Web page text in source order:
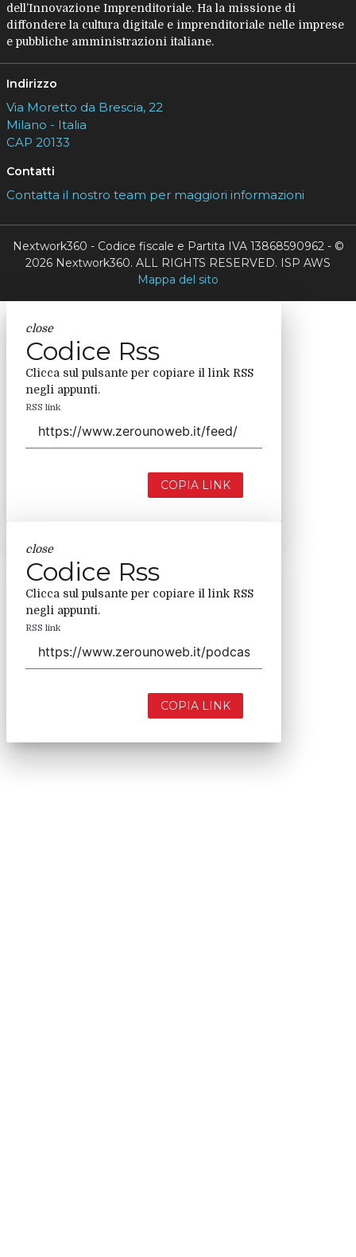
dell’Innovazione Imprenditoriale. Ha la missione di
diffondere la cultura digitale e imprenditoriale nelle imprese
e pubbliche amministrazioni italiane.
Indirizzo
Via Moretto da Brescia, 22
Milano - Italia
CAP 20133
Contatti
Contatta il nostro team per maggiori informazioni
Nextwork360 - Codice fiscale e Partita IVA 13868590962 - ©
2026 Nextwork360. ALL RIGHTS RESERVED. ISP AWS
Mappa del sito
close
Codice Rss
Clicca sul pulsante per copiare il link RSS
negli appunti.
RSS link
COPIA LINK
close
Codice Rss
Clicca sul pulsante per copiare il link RSS
negli appunti.
RSS link
COPIA LINK